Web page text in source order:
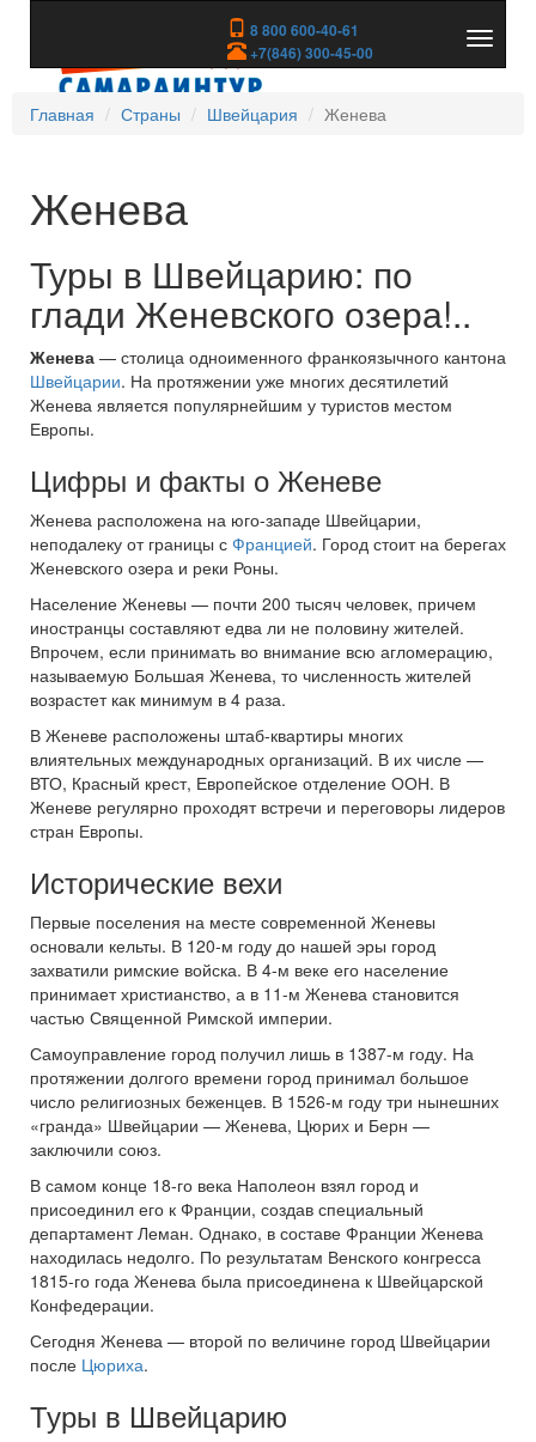
8 800 600-40-61
+7(846) 300-45-00
скрыть
Главная
Страны Швейцария Женева
Женева
Туры в Швейцарию: по
глади Женевского озера!..
Женева — столица одноименного франкоязычного кантона
Швейцарии. На протяжении уже многих десятилетий
Женева является популярнейшим у туристов местом
Европы.
Цифры и факты о Женеве
Женева расположена на юго-западе Швейцарии,
неподалеку от границы с Францией. Город стоит на берегах
Женевского озера и реки Роны.
Население Женевы — почти 200 тысяч человек, причем
иностранцы составляют едва ли не половину жителей.
Впрочем, если принимать во внимание всю агломерацию,
называемую Большая Женева, то численность жителей
возрастет как минимум в 4 раза.
В Женеве расположены штаб-квартиры многих
влиятельных международных организаций. В их числе —
ВТО, Красный крест, Европейское отделение ООН. В
Женеве регулярно проходят встречи и переговоры лидеров
стран Европы.
Исторические вехи
Первые поселения на месте современной Женевы
основали кельты. В 120-м году до нашей эры город
захватили римские войска. В 4-м веке его население
принимает христианство, а в 11-м Женева становится
частью Священной Римской империи.
Самоуправление город получил лишь в 1387-м году. На
протяжении долгого времени город принимал большое
число религиозных беженцев. В 1526-м году три нынешних
«гранда» Швейцарии — Женева, Цюрих и Берн —
заключили союз.
В самом конце 18-го века Наполеон взял город и
присоединил его к Франции, создав специальный
департамент Леман. Однако, в составе Франции Женева
находилась недолго. По результатам Венского конгресса
1815-го года Женева была присоединена к Швейцарской
Конфедерации.
Сегодня Женева — второй по величине город Швейцарии
после Цюриха.
Туры в Швейцарию